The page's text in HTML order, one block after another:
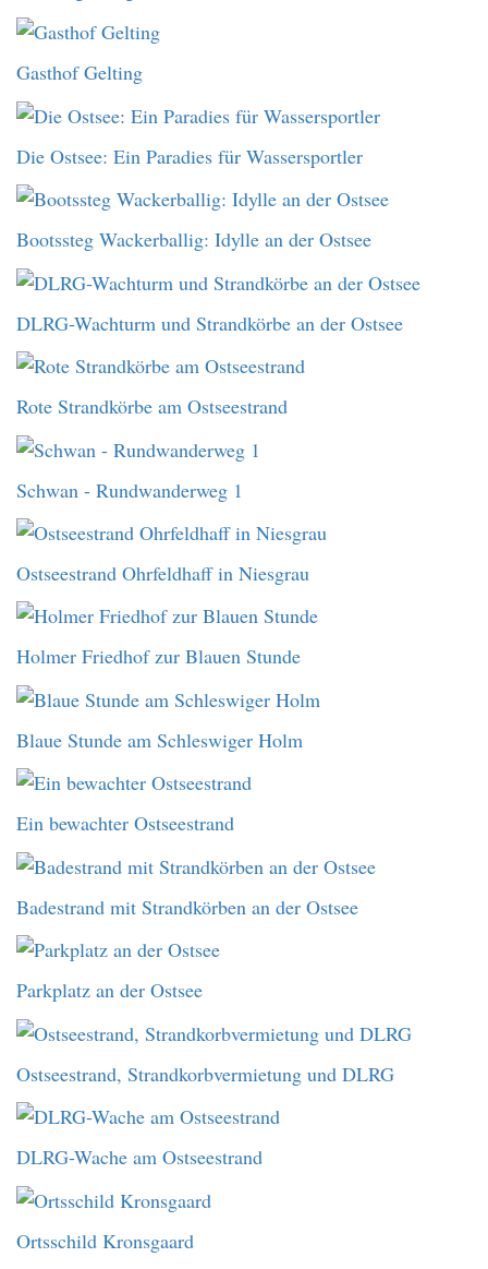
Gasthof Gelting
Die Ostsee: Ein Paradies für Wassersportler
Bootssteg Wackerballig: Idylle an der Ostsee
DLRG-Wachturm und Strandkörbe an der Ostsee
Rote Strandkörbe am Ostseestrand
Schwan - Rundwanderweg 1
Ostseestrand Ohrfeldhaff in Niesgrau
Holmer Friedhof zur Blauen Stunde
Blaue Stunde am Schleswiger Holm
Ein bewachter Ostseestrand
Badestrand mit Strandkörben an der Ostsee
Parkplatz an der Ostsee
Ostseestrand, Strandkorbvermietung und DLRG
DLRG-Wache am Ostseestrand
Ortsschild Kronsgaard